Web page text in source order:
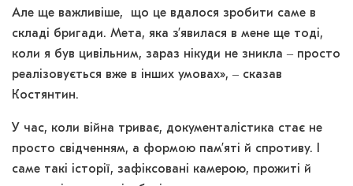
Але ще важливіше, що це вдалося зробити саме в
складі бригади. Мета, яка з’явилася в мене ще тоді,
коли я був цивільним, зараз нікуди не зникла ‒ просто
реалізовується вже в інших умовах», ‒ сказав
Костянтин.
У час, коли війна триває, документалістика стає не
просто свідченням, а формою пам’яті й спротиву. І
саме такі історії, зафіксовані камерою, прожиті й